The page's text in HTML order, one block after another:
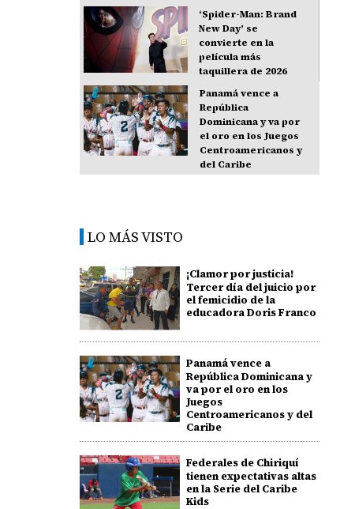
‘Spider-Man: Brand
New Day’ se
convierte en la
película más
taquillera de 2026
Panamá vence a
República
Dominicana y va por
el oro en los Juegos
Centroamericanos y
del Caribe
LO MÁS VISTO
¡Clamor por justicia!
Tercer día del juicio por
el femicidio de la
educadora Doris Franco
Panamá vence a
República Dominicana y
va por el oro en los
Juegos
Centroamericanos y del
Caribe
Federales de Chiriquí
tienen expectativas altas
en la Serie del Caribe
Kids